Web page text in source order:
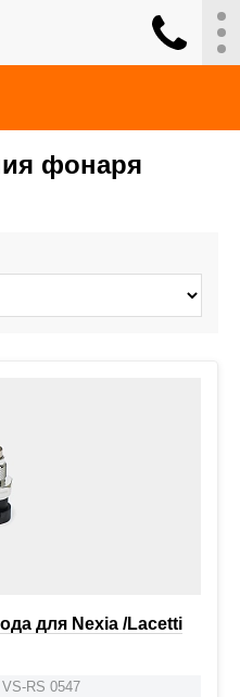
фонаря
для Nexia /Lacetti
VS-RS 0547